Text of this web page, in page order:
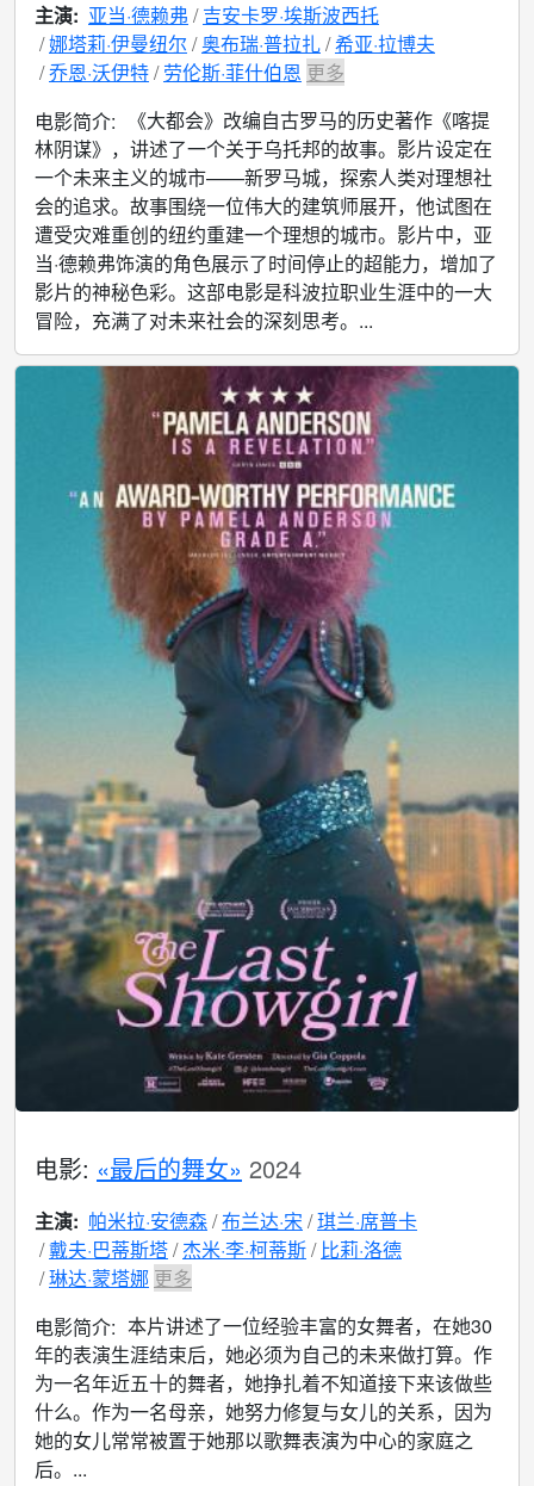
主演: 亚当·德赖弗
吉安卡罗·埃斯波西托
娜塔莉·伊曼纽尔 奥布瑞·普拉扎 希亚·拉博夫
乔恩·沃伊特 劳伦斯·菲什伯恩 更多
电影简介:
《大都会》改编自古罗马的历史著作《喀提
林阴谋》，讲述了一个关于乌托邦的故事。影片设定在
一个未来主义的城市——新罗马城，探索人类对理想社
会的追求。故事围绕一位伟大的建筑师展开，他试图在
遭受灾难重创的纽约重建一个理想的城市。影片中，亚
当·德赖弗饰演的角色展示了时间停止的超能力，增加了
影片的神秘色彩。这部电影是科波拉职业生涯中的一大
冒险，充满了对未来社会的深刻思考。...
电影: «最后的舞女» 2024
主演: 帕米拉·安德森 布兰达·宋 琪兰·席普卡
戴夫·巴蒂斯塔 杰米·李·柯蒂斯
比莉·洛德
琳达·蒙塔娜 更多
电影简介: 本片讲述了一位经验丰富的女舞者，在她30
年的表演生涯结束后，她必须为自己的未来做打算。作
为一名年近五十的舞者，她挣扎着不知道接下来该做些
什么。作为一名母亲，她努力修复与女儿的关系，因为
她的女儿常常被置于她那以歌舞表演为中心的家庭之
后。...